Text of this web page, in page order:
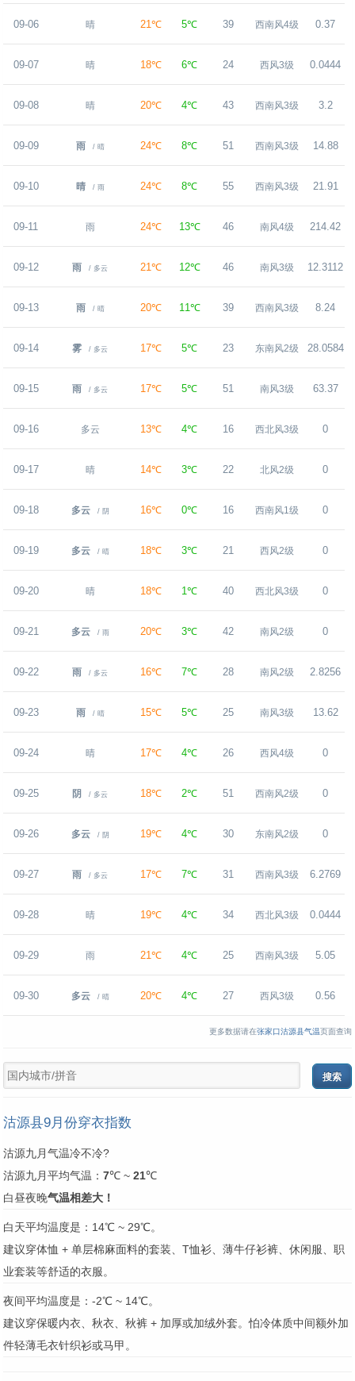
09-06 晴 21℃ 5℃ 39 西南风4级 0.37
09-07 晴 18℃ 6℃ 24 西风3级 0.0444
09-08 晴 20℃ 4℃ 43 西南风3级 3.2
09-09 雨 / 晴 24℃ 8℃ 51 西南风3级 14.88
09-10 晴 / 雨 24℃ 8℃ 55 西南风3级 21.91
09-11 雨 24℃ 13℃ 46 南风4级 214.42
09-12 雨 / 多云 21℃ 12℃ 46 南风3级 12.3112
09-13 雨 / 晴 20℃ 11℃ 39 西南风3级 8.24
09-14 雾 / 多云 17℃ 5℃ 23 东南风2级 28.0584
09-15 雨 / 多云 17℃ 5℃ 51 南风3级 63.37
09-16 多云 13℃ 4℃ 16 西北风3级 0
09-17 晴 14℃ 3℃ 22 北风2级 0
09-18 多云 / 阴 16℃ 0℃ 16 西南风1级 0
09-19 多云 / 晴 18℃ 3℃ 21 西风2级 0
09-20 晴 18℃ 1℃ 40 西北风3级 0
09-21 多云 / 雨 20℃ 3℃ 42 南风2级 0
09-22 雨 / 多云 16℃ 7℃ 28 南风2级 2.8256
09-23 雨 / 晴 15℃ 5℃ 25 南风3级 13.62
09-24 晴 17℃ 4℃ 26 西风4级 0
09-25 阴 / 多云 18℃ 2℃ 51 西南风2级 0
09-26 多云 / 阴 19℃ 4℃ 30 东南风2级 0
09-27 雨 / 多云 17℃ 7℃ 31 西南风3级 6.2769
09-28 晴 19℃ 4℃ 34 西北风3级 0.0444
09-29 雨 21℃ 4℃ 25 西南风3级 5.05
09-30 多云 / 晴 20℃ 4℃ 27 西风3级 0.56
更多数据请在张家口沽源县气温页面查询
沽源县9月份穿衣指数
沽源九月气温冷不冷?
沽源九月平均气温： 7℃ ~ 21℃
白昼夜晚气温相差大！
白天平均温度是：14℃ ~ 29℃。
建议穿体恤 + 单层棉麻面料的套装、T恤衫、薄牛仔衫裤、休闲服、职
业套装等舒适的衣服。
夜间平均温度是：-2℃ ~ 14℃。
建议穿保暖内衣、秋衣、秋裤 + 加厚或加绒外套。怕冷体质中间额外加
件轻薄毛衣针织衫或马甲。